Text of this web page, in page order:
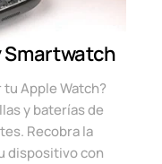
Smartwatch
Apple Watch?
y baterías de
Recobra la
dispositivo con